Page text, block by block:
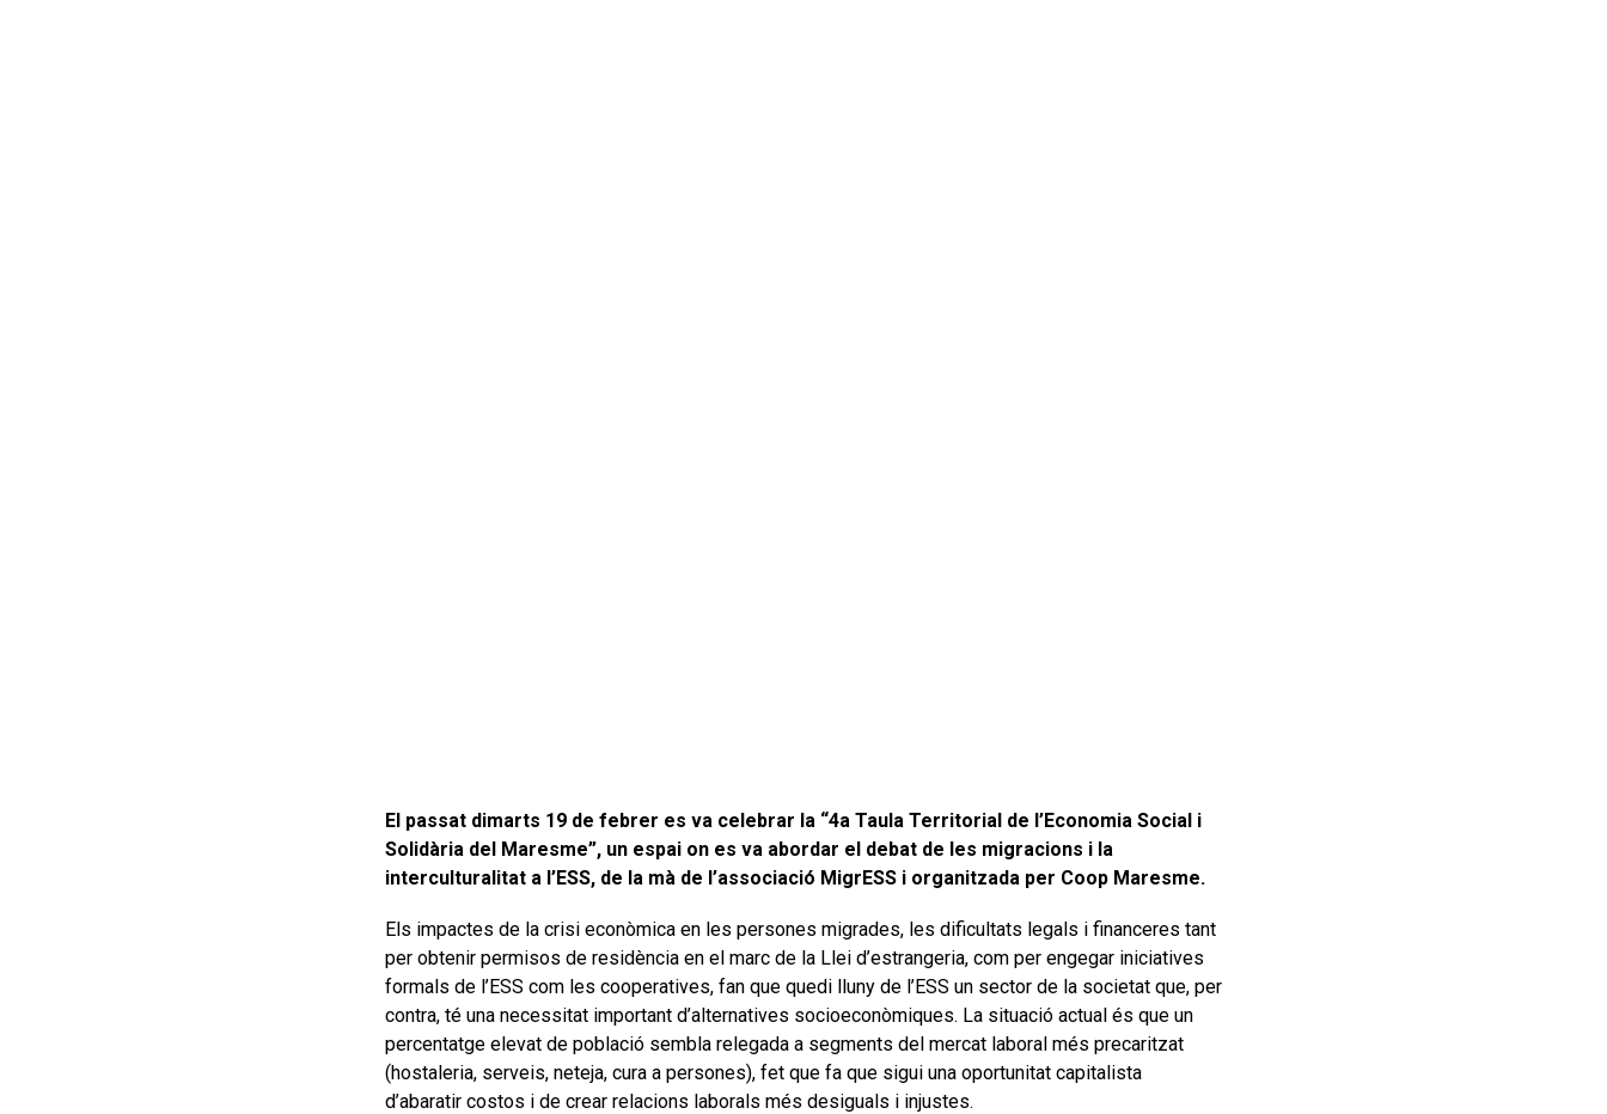
El passat dimarts 19 de febrer es va celebrar la “4a Taula Territorial de l’Economia Social i
Solidària del Maresme”, un espai on es va abordar el debat de les migracions i la
interculturalitat a l’ESS, de la mà de l’associació MigrESS i organitzada per Coop Maresme.
Els impactes de la crisi econòmica en les persones migrades, les dificultats legals i financeres tant
per obtenir permisos de residència en el marc de la Llei d’estrangeria, com per engegar iniciatives
formals de l’ESS com les cooperatives, fan que quedi lluny de l’ESS un sector de la societat que, per
contra, té una necessitat important d’alternatives socioeconòmiques. La situació actual és que un
percentatge elevat de població sembla relegada a segments del mercat laboral més precaritzat
(hostaleria, serveis, neteja, cura a persones), fet que fa que sigui una oportunitat capitalista
d’abaratir costos i de crear relacions laborals més desiguals i injustes.